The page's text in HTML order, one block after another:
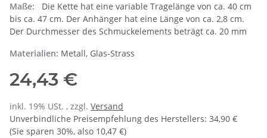
Maße:
Die Kette hat eine variable Tragelänge von ca. 40 cm
bis ca. 47 cm. Der Anhänger hat eine Länge von ca. 2,8 cm.
Der Durchmesser des Schmuckelements beträgt ca. 20 mm
Materialien: Metall, Glas-Strass
24,43 €
inkl. 19% USt. , zzgl. Versand
Unverbindliche Preisempfehlung des Herstellers: 34,90 €
(Sie sparen 30%, also 10,47 €)